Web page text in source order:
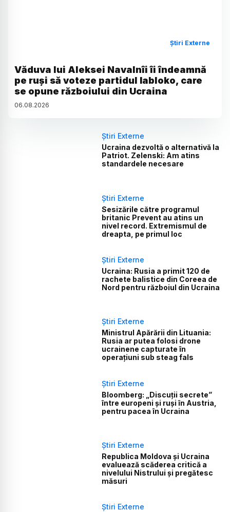
Știri Externe
Văduva lui Aleksei Navalnîi îi îndeamnă
pe ruși să voteze partidul Iabloko, care
se opune războiului din Ucraina
06.08.2026
Știri Externe
Ucraina dezvoltă o alternativă la
Patriot. Zelenski: Am atins
standardele necesare
Știri Externe
Sesizările către programul
britanic Prevent au atins un
nivel record. Extremismul de
dreapta, pe primul loc
Știri Externe
Ucraina: Rusia a primit 120 de
rachete balistice din Coreea de
Nord pentru războiul din Ucraina
Știri Externe
Ministrul Apărării din Lituania:
Rusia ar putea folosi drone
ucrainene capturate în
operațiuni sub steag fals
Știri Externe
Bloomberg: „Discuții secrete”
între europeni și ruși în Austria,
pentru pacea în Ucraina
Știri Externe
Republica Moldova și Ucraina
evaluează scăderea critică a
nivelului Nistrului și pregătesc
măsuri
Știri Externe